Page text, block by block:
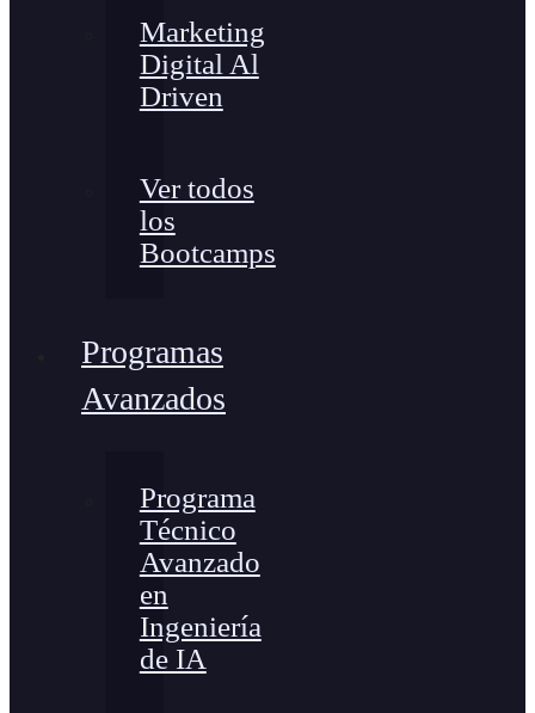
Marketing
Digital Al
Driven
Ver todos
los
Bootcamps
Programas
Avanzados
Programa
Técnico
Avanzado
en
Ingeniería
de IA